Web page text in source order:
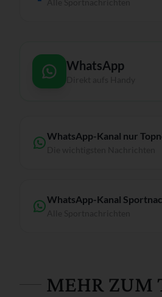
WhatsApp
WhatsApp-Kanal nur
WhatsApp-Kanal
MEHR ZUM